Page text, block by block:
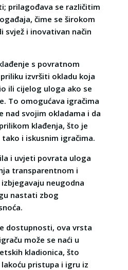
prilagođava se različitim
čime se širokom
svjež i inovativan način
s povratnom
izvršiti okladu koja
ili cijelog uloga ako se
To omogućava igračima
nad svojim okladama i da
klađenja, što je
i iskusnim igračima.
i uvjeti povrata uloga
transparentnom i
neugodna
nastati zbog
dostupnosti, ova vrsta
može se naći u
kladionica, što
pristupa i igru iz